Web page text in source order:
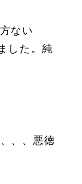
ない
した。純
、、悪徳